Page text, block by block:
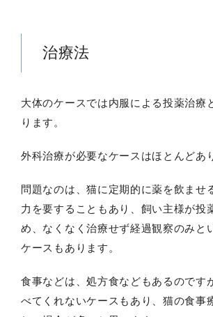
治療法
大体のケースでは内服による投薬治療
ります。
外科治療が必要なケースはほとんどあ
問題なのは、猫に定期的に薬を飲ませ
力を要することもあり、飼い主様が投
め、なくなく治療せず経過観察のみと
ケースもあります。
食事などは、処方食などもあるのです
べてくれないケースもあり、猫の食事